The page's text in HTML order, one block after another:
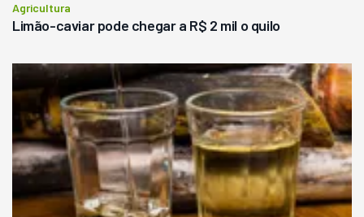
Agricultura
Limão-caviar pode chegar a R$ 2 mil o quilo